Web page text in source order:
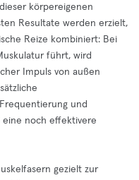
körpereigenen
Resultate werden erzielt,
Reize kombiniert: Bei
führt, wird
Impuls von außen
und
eine noch effektivere
gezielt zur